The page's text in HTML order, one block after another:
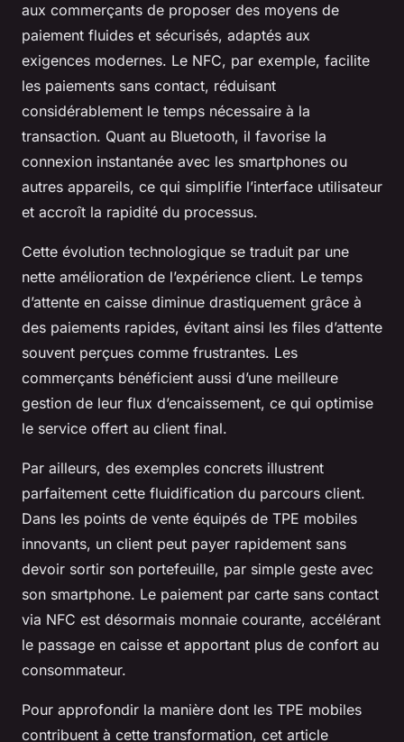
aux commerçants de proposer des moyens de
paiement fluides et sécurisés, adaptés aux
exigences modernes. Le NFC, par exemple, facilite
les paiements sans contact, réduisant
considérablement le temps nécessaire à la
transaction. Quant au Bluetooth, il favorise la
connexion instantanée avec les smartphones ou
autres appareils, ce qui simplifie l’interface utilisateur
et accroît la rapidité du processus.
Cette évolution technologique se traduit par une
nette amélioration de l’expérience client. Le temps
d’attente en caisse diminue drastiquement grâce à
des paiements rapides, évitant ainsi les files d’attente
souvent perçues comme frustrantes. Les
commerçants bénéficient aussi d’une meilleure
gestion de leur flux d’encaissement, ce qui optimise
le service offert au client final.
Par ailleurs, des exemples concrets illustrent
parfaitement cette fluidification du parcours client.
Dans les points de vente équipés de TPE mobiles
innovants, un client peut payer rapidement sans
devoir sortir son portefeuille, par simple geste avec
son smartphone. Le paiement par carte sans contact
via NFC est désormais monnaie courante, accélérant
le passage en caisse et apportant plus de confort au
consommateur.
Pour approfondir la manière dont les TPE mobiles
contribuent à cette transformation, cet article